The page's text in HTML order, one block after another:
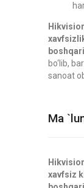
bo‘lib,
sanoat
Ma
xavfsiz